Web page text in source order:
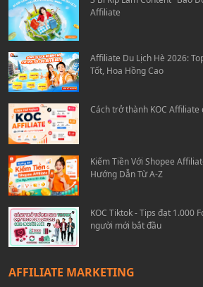
Affiliate
Affiliate Du Lịch Hè 2026:
Tốt, Hoa Hồng Cao
Cách trở thành KOC
Kiếm Tiền Với Shopee
Hướng Dẫn Từ A-Z
KOC Tiktok - Tips đạt 1.000
người mới bắt đầu
AFFILIATE MARKETING